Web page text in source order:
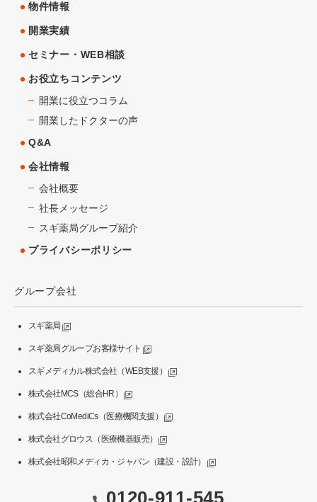
物件情報
開業実績
セミナー・WEB相談
お役立ちコンテンツ
開業に役立つコラム
開業したドクターの声
Q&A
会社情報
会社概要
社長メッセージ
スギ薬局グループ紹介
プライバシーポリシー
グループ会社
スギ薬局
スギ薬局グループお客様サイト
スギメディカル株式会社（WEB支援）
株式会社MCS（総合HR）
株式会社CoMediCs（医療機関支援）
株式会社グロウス（医療機器販売）
株式会社昭和メディカ・ジャパン（建設・設計）